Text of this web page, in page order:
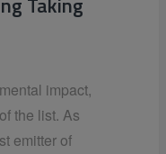
impact,
the list. As
emitter of